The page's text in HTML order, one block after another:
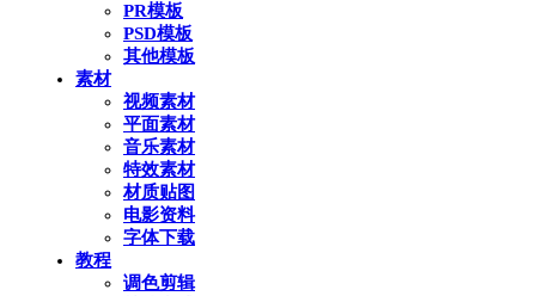
PR模板
PSD模板
其他模板
素材
视频素材
平面素材
音乐素材
特效素材
材质贴图
电影资料
字体下载
教程
调色剪辑